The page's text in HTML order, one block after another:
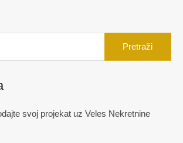
svoj projekat uz Veles Nekretnine